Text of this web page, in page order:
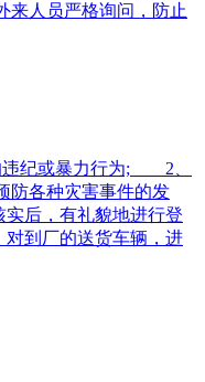
来人员严格询问，防止
违纪或暴力行为; 2、
防各种灾害事件的发
后，有礼貌地进行登
到厂的送货车辆，进